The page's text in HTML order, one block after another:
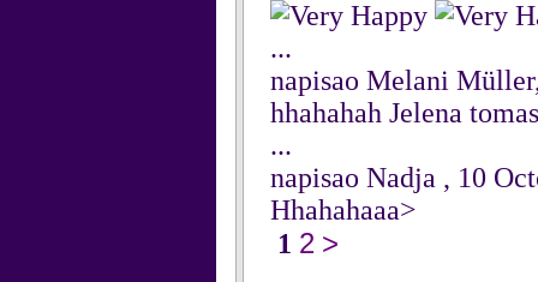
...
napisao Melani
hhahahah Jelena
...
napisao Nadja , 10
Hhahahaaa>
1 2 >